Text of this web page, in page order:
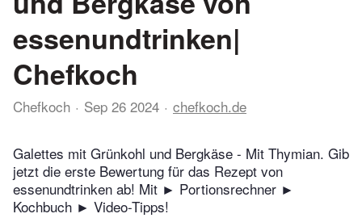
essenundtrinken|
Chefkoch
Chefkoch Sep 26 2024 chefkoch.de
Galettes mit Grünkohl und Bergkäse - Mit Thymian. Gib
jetzt die erste Bewertung für das Rezept von
essenundtrinken ab! Mit ► Portionsrechner ►
Kochbuch ► Video-Tipps!